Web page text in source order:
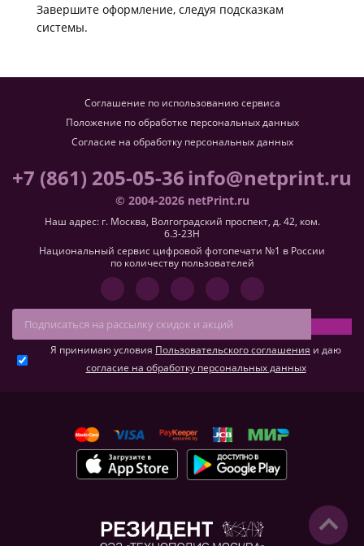
Завершите оформление, следуя подсказкам
системы.
Соглашение по использованию сервиса
Положение по обработке персональных данных
Согласие на обработку персональных данных
+7 (861) 205-05-36info@netprint.ru
© 2004-2026 netPrint.ru
Наш адрес: г. Москва, Волгоградский проспект, д. 42, ком.
6.3-23H
Национальный сервис цифровой фотопечати №1 в России
по количеству пользователей
Я принимаю условия Пользовательского соглашения и даю
согласие на обработку персональных данных